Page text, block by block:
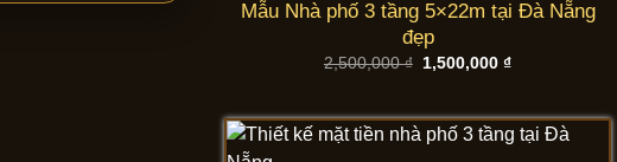
Mẫu Nhà phố 3 tầng 5×22m tại Đà Nẵng
đẹp
2,500,000₫ Giá
2,500,000 ₫.
1,500,000₫Giá
là:
1,500,000 ₫.